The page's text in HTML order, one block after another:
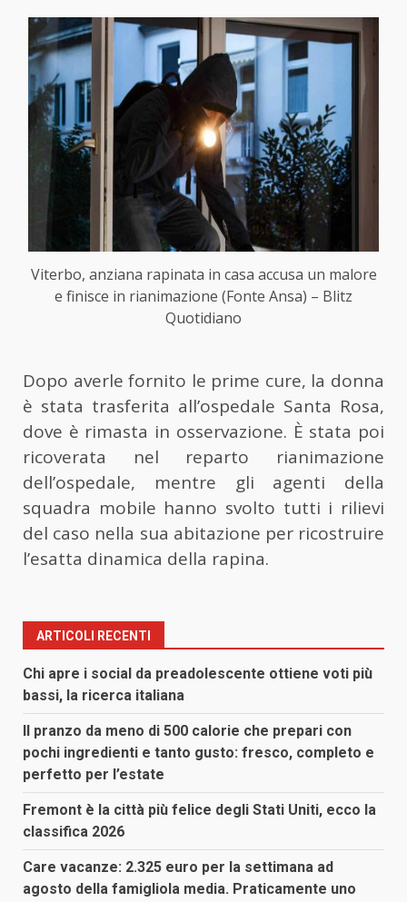
Viterbo, anziana rapinata in casa accusa un malore
e finisce in rianimazione (Fonte Ansa) – Blitz
Quotidiano
Dopo averle fornito le prime cure, la donna
è stata trasferita all’ospedale Santa Rosa,
dove è rimasta in osservazione. È stata poi
ricoverata nel reparto rianimazione
dell’ospedale, mentre gli agenti della
squadra mobile hanno svolto tutti i rilievi
del caso nella sua abitazione per ricostruire
l’esatta dinamica della rapina.
ARTICOLI RECENTI
Chi apre i social da preadolescente ottiene voti più
bassi, la ricerca italiana
Il pranzo da meno di 500 calorie che prepari con
pochi ingredienti e tanto gusto: fresco, completo e
perfetto per l’estate
Fremont è la città più felice degli Stati Uniti, ecco la
classifica 2026
Care vacanze: 2.325 euro per la settimana ad
agosto della famigliola media. Praticamente uno